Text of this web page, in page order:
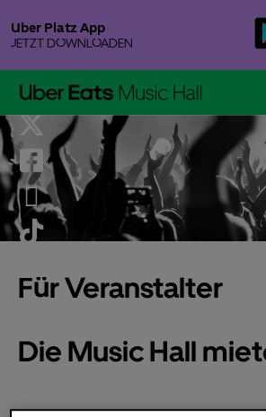
to
content
Buy
Tickets
Uber Platz App
JETZT DOWNLOADEN
Events &
Gallery
Für Veranstalter
Die Music Hall